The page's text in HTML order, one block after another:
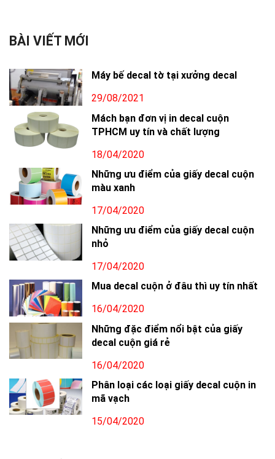
BÀI VIẾT MỚI
Máy bế decal tờ tại xưởng decal
29/08/2021
Mách bạn đơn vị in decal cuộn
TPHCM uy tín và chất lượng
18/04/2020
Những ưu điểm của giấy decal cuộn
màu xanh
17/04/2020
Những ưu điểm của giấy decal cuộn
nhỏ
17/04/2020
Mua decal cuộn ở đâu thì uy tín nhất
16/04/2020
Những đặc điểm nổi bật của giấy
decal cuộn giá rẻ
16/04/2020
Phân loại các loại giấy decal cuộn in
mã vạch
15/04/2020